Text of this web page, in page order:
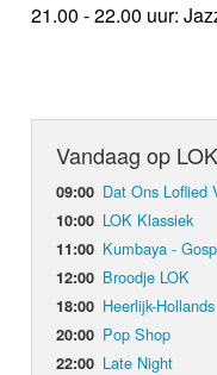
21.00 - 22.00 uur:
Vandaag op
09:00 Dat Ons Loflied
10:00 LOK Klassiek
11:00 Kumbaya -
12:00 Broodje LOK
18:00 Heerlijk-Hollands
20:00 Pop Shop
22:00 Late Night